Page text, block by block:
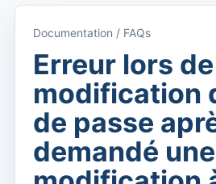
Menu principal (applications)
Basculer entre les abonnements
Dashboard
Tableau de bord
Documentation / FAQs
Erreur lors
modification
de passe
demandé une